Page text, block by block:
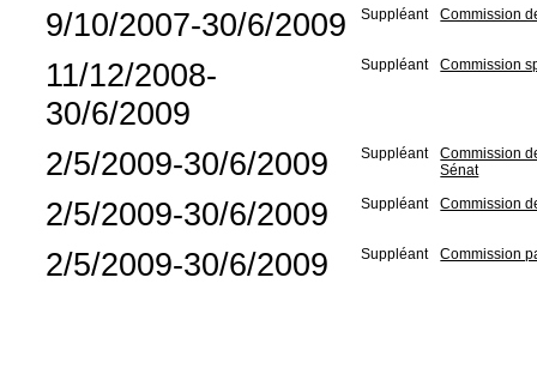
9/10/2007-30/6/2009 Suppléant Commission
11/12/2008-
30/6/2009
Suppléant Commission
2/5/2009-30/6/2009 Suppléant
Commission
Sénat
2/5/2009-30/6/2009 Suppléant Commission
2/5/2009-30/6/2009 Suppléant Commission